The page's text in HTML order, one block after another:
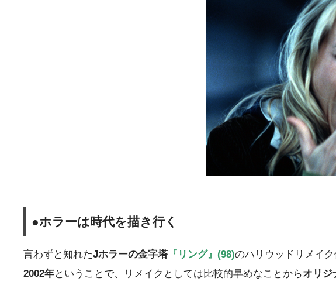
●ホラーは時代を描き行く
言わずと知れたJホラーの金字塔 『リング』(98)のハリウッドリメイ
2002年ということで、リメイクとしては比較的早めなことからオリジ